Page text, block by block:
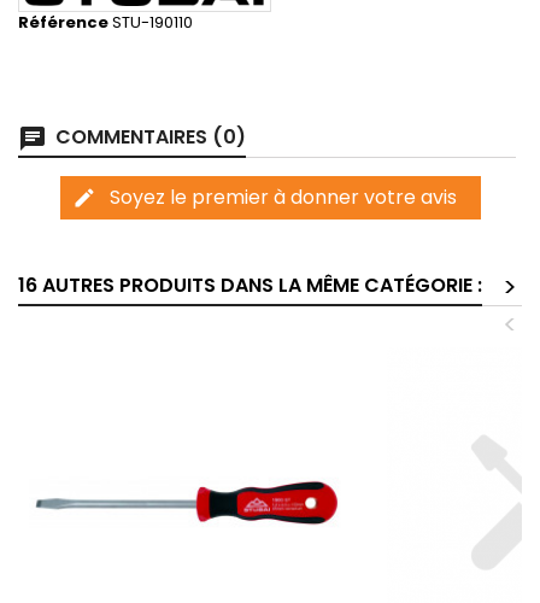
RéférenceSTU-190110
chat COMMENTAIRES (0)
edit Soyez le premier à donner votre avis
16 AUTRES PRODUITS DANS LA MÊME CATÉGORIE :
>
<